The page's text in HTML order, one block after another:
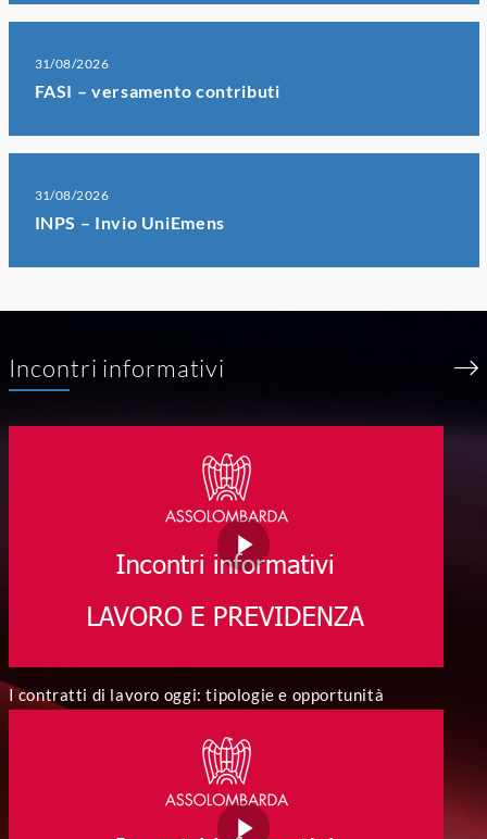
31/08/2026
FASI – versamento contributi
31/08/2026
INPS – Invio UniEmens
Incontri informativi
I contratti di lavoro oggi: tipologie e opportunità